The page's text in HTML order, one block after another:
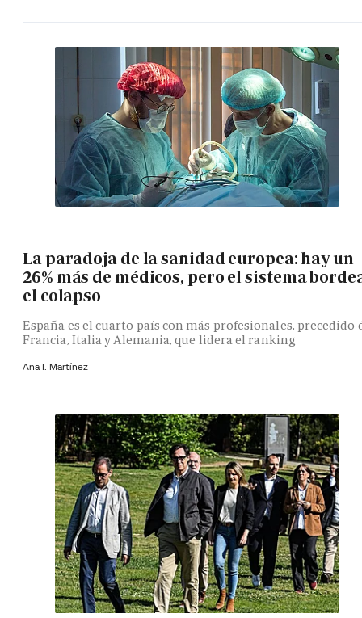
La paradoja de la sanidad europea: hay un
26% más de médicos, pero el sistema
el colapso
España es el cuarto país con más profesionales, precedido
Francia, Italia y Alemania, que lidera el ranking
Ana I. Martínez